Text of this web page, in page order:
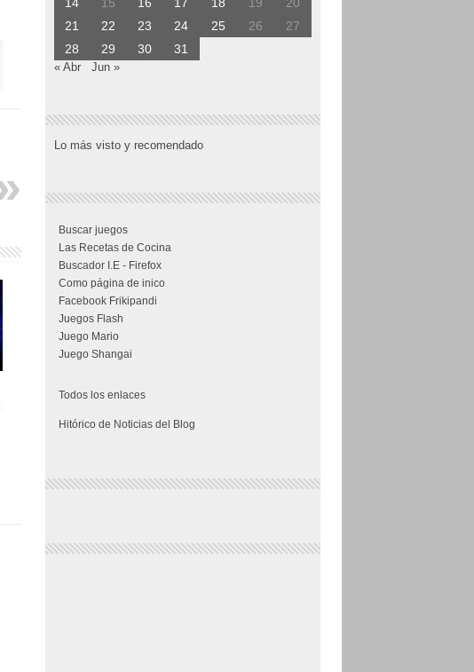
21
22 23 24 25 26
27
28
29 30 31
« Abr Jun »
Lo más visto y recomendado
Buscar juegos
Las Recetas de Cocina
Buscador I.E - Firefox
Como página de inico
Facebook Frikipandi
Juegos Flash
Juego Mario
Juego Shangai
Todos los enlaces
Hitórico de Noticias del Blog